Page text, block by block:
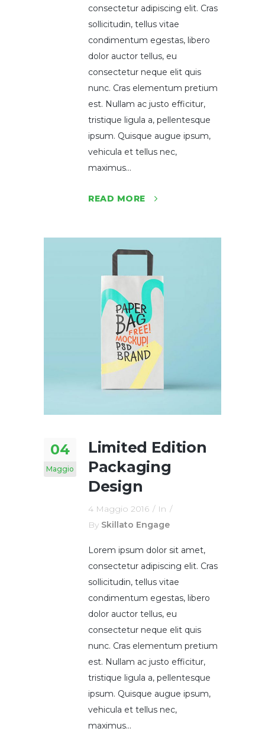
consectetur adipiscing elit. Cras
sollicitudin, tellus vitae
condimentum egestas, libero
dolor auctor tellus, eu
consectetur neque elit quis
nunc. Cras elementum pretium
est. Nullam ac justo efficitur,
tristique ligula a, pellentesque
ipsum. Quisque augue ipsum,
vehicula et tellus nec,
maximus...
READ MORE
04
Maggio
Limited Edition
Packaging
Design
4 Maggio 2016
In
By Skillato Engage
Lorem ipsum dolor sit amet,
consectetur adipiscing elit. Cras
sollicitudin, tellus vitae
condimentum egestas, libero
dolor auctor tellus, eu
consectetur neque elit quis
nunc. Cras elementum pretium
est. Nullam ac justo efficitur,
tristique ligula a, pellentesque
ipsum. Quisque augue ipsum,
vehicula et tellus nec,
maximus...